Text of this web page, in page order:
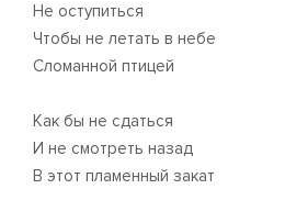
Не оступиться
Чтобы не летать в небе
Сломанной птицей
Как бы не сдаться
И не смотреть назад
В этот пламенный закат